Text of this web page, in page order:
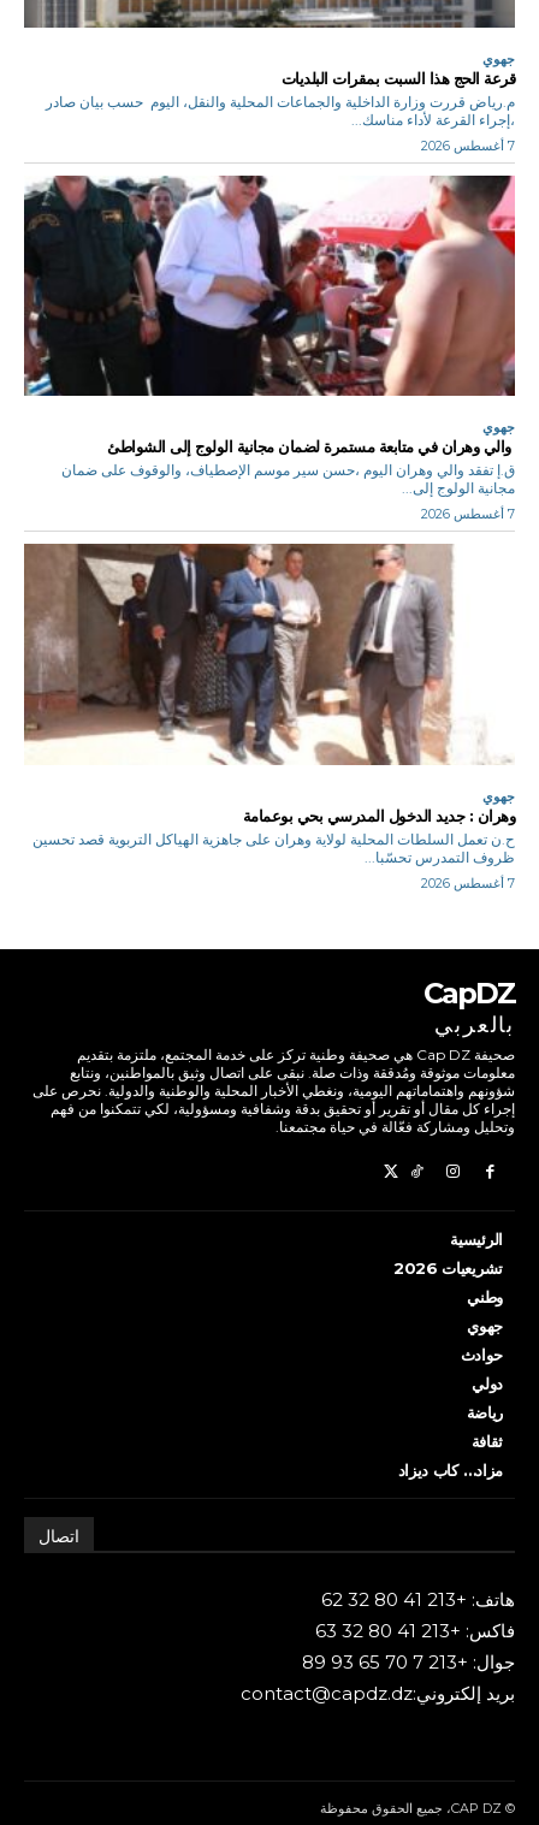
جهوي
قرعة الحج هذا السبت بمقرات البلديات
م.رياض قررت وزارة الداخلية والجماعات المحلية والنقل، اليوم حسب بيان صادر
،إجراء القرعة لأداء مناسك...
7 أغسطس 2026
جهوي
والي وهران في متابعة مستمرة لضمان مجانية الولوج إلى الشواطئ
ق.إ تفقد والي وهران اليوم ،حسن سير موسم الإصطياف، والوقوف على ضمان
مجانية الولوج إلى...
7 أغسطس 2026
جهوي
وهران : جديد الدخول المدرسي بحي بوعمامة
ح.ن تعمل السلطات المحلية لولاية وهران على جاهزية الهياكل التربوية قصد تحسين
ظروف التمدرس تحسّبا...
7 أغسطس 2026
CapDZ
بالعربي
صحيفة Cap DZ هي صحيفة وطنية تركز على خدمة المجتمع، ملتزمة بتقديم
معلومات موثوقة ومُدققة وذات صلة. نبقى على اتصال وثيق بالمواطنين، ونتابع
شؤونهم واهتماماتهم اليومية، ونغطي الأخبار المحلية والوطنية والدولية. نحرص على
إجراء كل مقال أو تقرير أو تحقيق بدقة وشفافية ومسؤولية، لكي تتمكنوا من فهم
وتحليل ومشاركة فعّالة في حياة مجتمعنا.
الرئيسية
تشريعيات 2026
وطني
جهوي
حوادث
دولي
رياضة
ثقافة
مزاد… كاب ديزاد
اتصال
هاتف: +213 41 80 32 62
فاكس: +213 41 80 32 63
جوال: +213 7 70 65 93 89
بريد إلكتروني:contact@capdz.dz
© CAP DZ، جميع الحقوق محفوظة